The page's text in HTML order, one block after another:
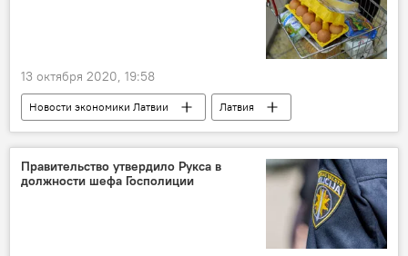
13 октября 2020, 19:58
Новости экономики Латвии
Латвия
Сейм
бюджетно-финансовая комиссия Сейма
НДС
продукты питания
Правительство утвердило Рукса в
должности шефа Госполиции